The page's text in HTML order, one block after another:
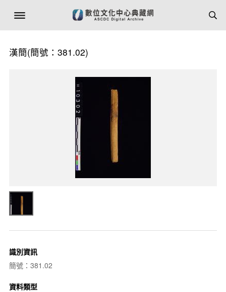
漢簡(簡號：381.02)
識別資訊
簡號：381.02
資料類型